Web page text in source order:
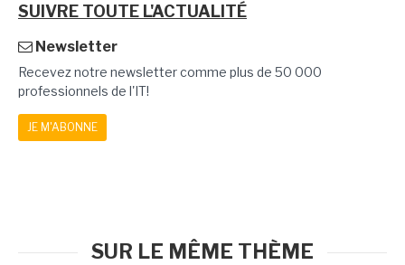
SUIVRE TOUTE L'ACTUALITÉ
Newsletter
Recevez notre newsletter comme plus de 50 000
professionnels de l'IT!
JE M'ABONNE
SUR LE MÊME THÈME